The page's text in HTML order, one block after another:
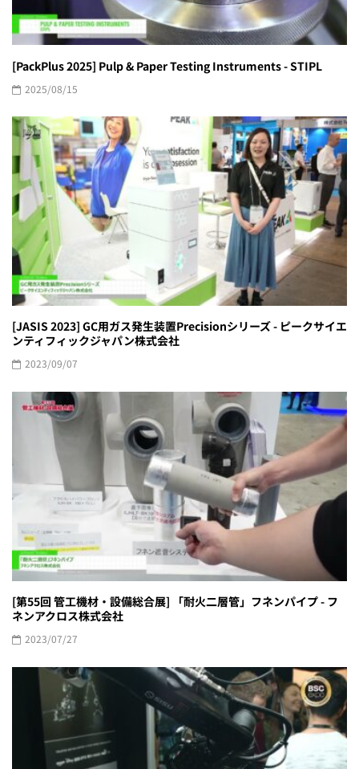
[PackPlus 2025] Pulp & Paper Testing Instruments - STIPL
2025/08/15
[JASIS 2023] GC用ガス発生装置Precisionシリーズ - ピークサイエ
ンティフィックジャパン株式会社
2023/09/07
[第55回 管工機材・設備総合展] 「耐火二層管」フネンパイプ - フ
ネンアクロス株式会社
2023/07/27